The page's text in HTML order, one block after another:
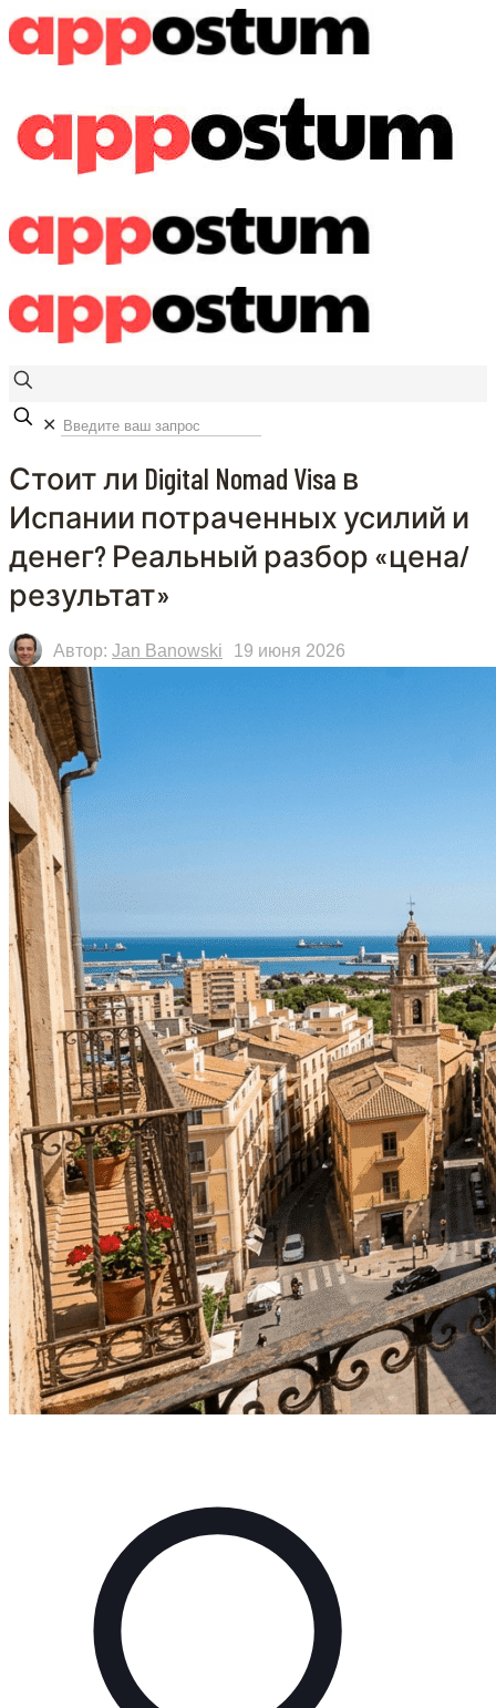
✕
Стоит ли Digital Nomad Visa в
Испании потраченных усилий и
денег? Реальный разбор «цена/
результат»
Автор: Jan Banowski 19 июня 2026